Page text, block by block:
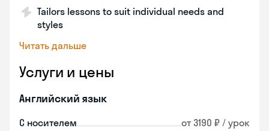
Tailors lessons to suit individual needs and
styles
Читать дальше
Услуги и цены
Английский язык
С носителем от 3190 ₽ / урок